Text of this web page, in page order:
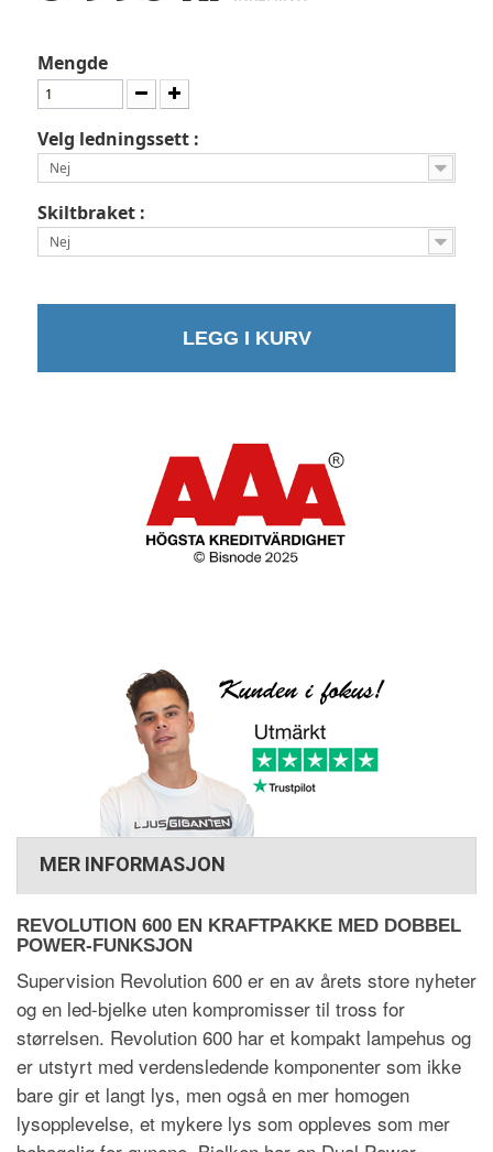
Mengde
Velg ledningssett :
Nej
Skiltbraket :
Nej
LEGG I KURV
MER INFORMASJON
REVOLUTION 600 EN KRAFTPAKKE MED DOBBEL
POWER-FUNKSJON
Supervision Revolution 600 er en av årets store nyheter
og en led-bjelke uten kompromisser til tross for
størrelsen. Revolution 600 har et kompakt lampehus og
er utstyrt med verdensledende komponenter som ikke
bare gir et langt lys, men også en mer homogen
lysopplevelse, et mykere lys som oppleves som mer